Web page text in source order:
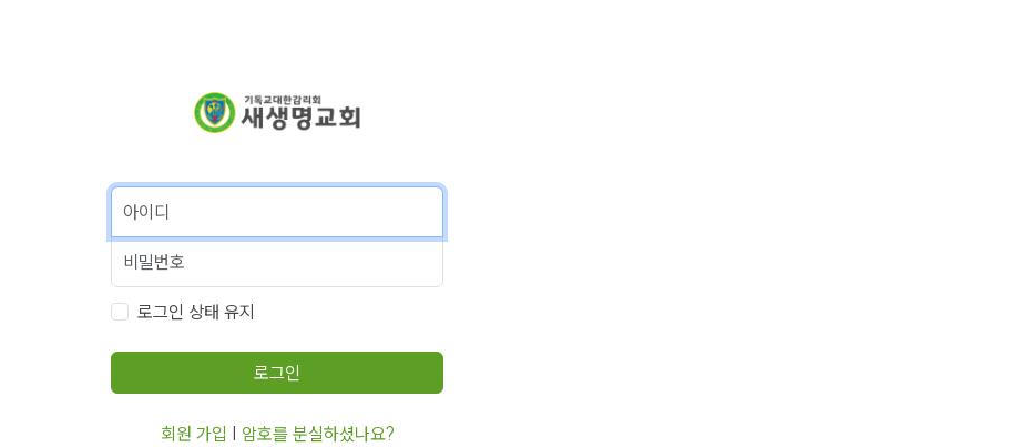
로그인 상태 유지
로그인
회원 가입 암호를 분실하셨나요?